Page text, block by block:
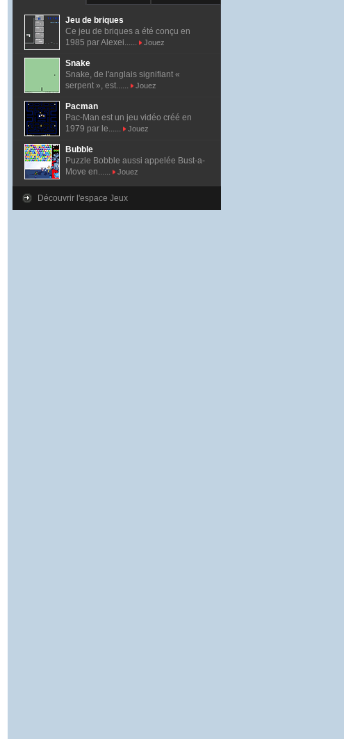
Jeu de briques
Ce jeu de briques a été conçu en
1985 par Alexei......
Jouez
Snake
Snake, de l'anglais signifiant «
serpent », est......
Jouez
Pacman
Pac-Man est un jeu vidéo créé en
1979 par le......
Jouez
Bubble
Puzzle Bobble aussi appelée Bust-a-
Move en......
Jouez
Découvrir l'espace Jeux